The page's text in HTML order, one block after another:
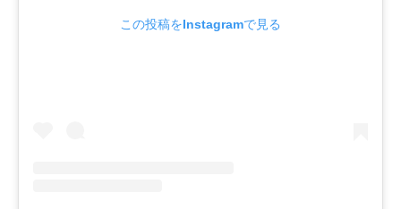
この投稿をInstagramで見る